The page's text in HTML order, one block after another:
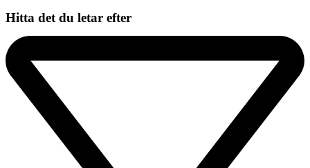
Hitta det du letar efter​